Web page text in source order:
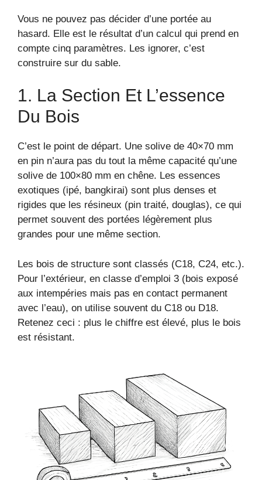
Vous ne pouvez pas décider d’une portée au
hasard. Elle est le résultat d’un calcul qui prend en
compte cinq paramètres. Les ignorer, c’est
construire sur du sable.
1. La Section Et L’essence
Du Bois
C’est le point de départ. Une solive de 40×70 mm
en pin n’aura pas du tout la même capacité qu’une
solive de 100×80 mm en chêne. Les essences
exotiques (ipé, bangkirai) sont plus denses et
rigides que les résineux (pin traité, douglas), ce qui
permet souvent des portées légèrement plus
grandes pour une même section.
Les bois de structure sont classés (C18, C24, etc.).
Pour l’extérieur, en classe d’emploi 3 (bois exposé
aux intempéries mais pas en contact permanent
avec l’eau), on utilise souvent du C18 ou D18.
Retenez ceci : plus le chiffre est élevé, plus le bois
est résistant.